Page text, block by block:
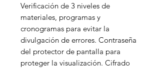
Verificación de 3 niveles de
materiales, programas y
cronogramas para evitar la
divulgación de errores. Contraseña
del protector de pantalla para
proteger la visualización. Cifrado